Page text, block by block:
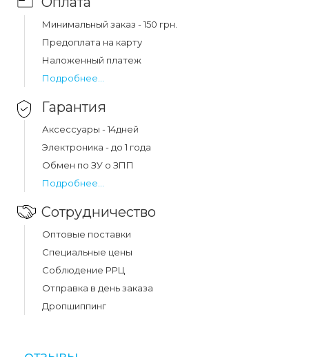
cable for micro usb white (x29) составляет 77 грн.
Минимальный заказ - 150 грн.
Предоплата на карту
Наложенный платеж
Подробнее...
Гарантия
Аксессуары - 14дней
Электроника - до 1 года
Обмен по ЗУ о ЗПП
Подробнее...
Сотрудничество
Оптовые поставки
Специальные цены
Соблюдение РРЦ
Отправка в день заказа
Дропшиппинг